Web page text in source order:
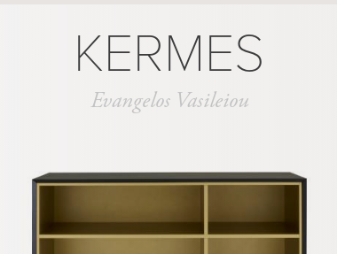
KERMES
Evangelos Vasileiou